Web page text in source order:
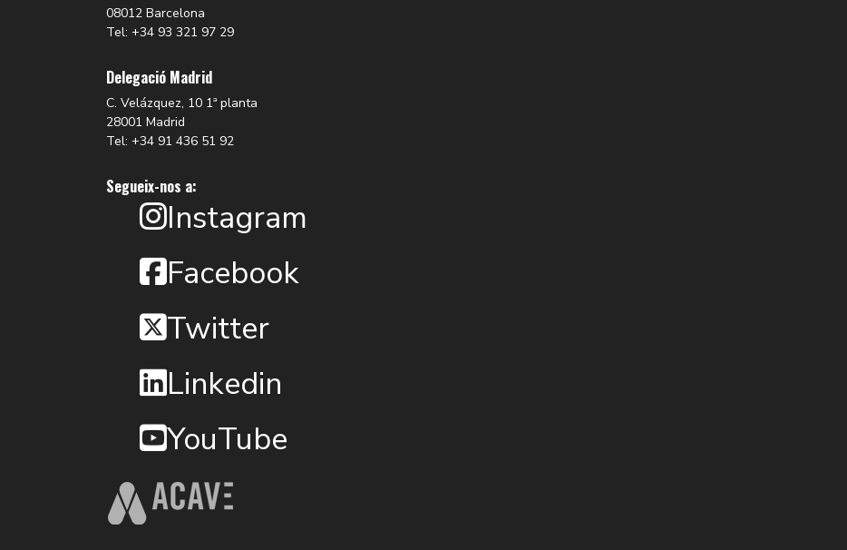
08012 Barcelona
Tel: +34 93 321 97 29
Delegació Madrid
C. Velázquez, 10 1ª planta
28001 Madrid
Tel: +34 91 436 51 92
Segueix-nos a:
Instagram
Facebook
Twitter
Linkedin
YouTube